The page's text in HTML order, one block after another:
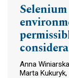
Anna
Marta